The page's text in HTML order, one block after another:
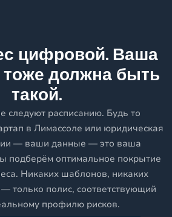
цифровой. Ваша
тоже должна быть
такой.
следуют расписанию. Будь то
в Лимассоле или юридическая
— ваши данные — это ваша
подберём оптимальное покрытие
Никаких шаблонов, никаких
только полис, соответствующий
профилю рисков.